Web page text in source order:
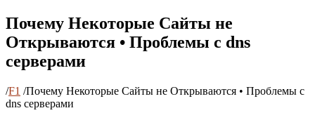
Почему Некоторые Сайты не
Открываются • Проблемы с dns
серверами
/F1 /Почему Некоторые Сайты не Открываются • Проблемы с
dns серверами